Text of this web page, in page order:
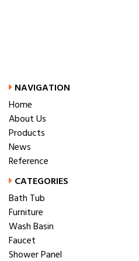
NAVIGATION
Home
About Us
Products
News
Reference
CATEGORIES
Bath Tub
Furniture
Wash Basin
Faucet
Shower Panel